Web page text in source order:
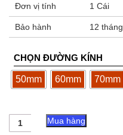
Đơn vị tính 1 Cái
Bảo hành 12 tháng
CHỌN ĐƯỜNG KÍNH
50mm 60mm 70mm
Bánh
xe
Mua hàng